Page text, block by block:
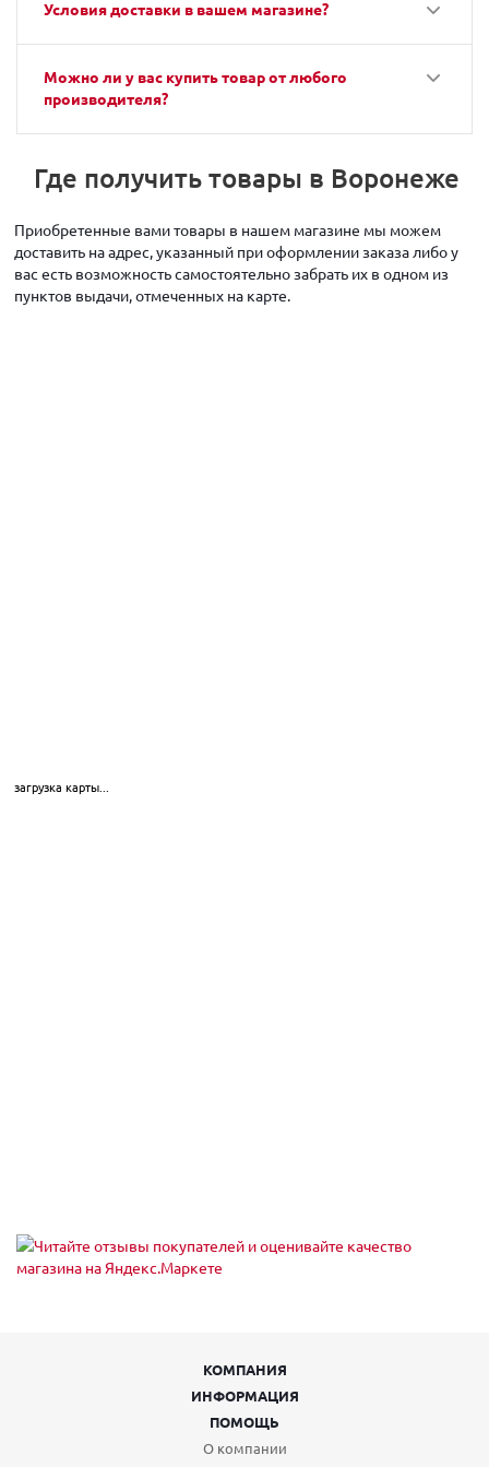
Условия доставки в вашем магазине?
Можно ли у вас купить товар от любого
производителя?
Где получить товары в Воронеже
Приобретенные вами товары в нашем магазине мы можем
доставить на адрес, указанный при оформлении заказа либо у
вас есть возможность самостоятельно забрать их в одном из
пунктов выдачи, отмеченных на карте.
загрузка карты...
КОМПАНИЯ
ИНФОРМАЦИЯ
ПОМОЩЬ
О компании